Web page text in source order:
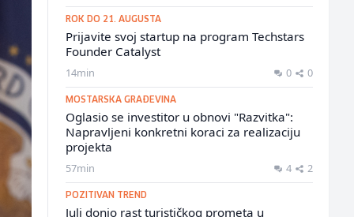
ROK DO 21. AUGUSTA
Prijavite svoj startup na program Techstars
Founder Catalyst
14min 0 0
MOSTARSKA GRAĐEVINA
Oglasio se investitor u obnovi "Razvitka":
Napravljeni konkretni koraci za realizaciju
projekta
57min 4 2
POZITIVAN TREND
Juli donio rast turističkog prometa u